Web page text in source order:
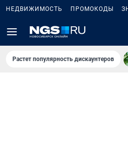
НЕДВИЖИМОСТЬ ПРОМОКОДЫ
Растет популярность дискаунтеров